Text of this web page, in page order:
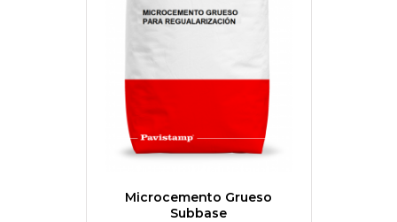
Microcemento Grueso
Subbase